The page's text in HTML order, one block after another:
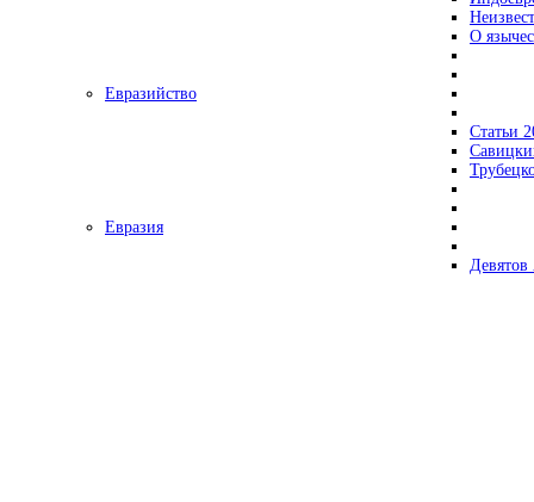
О
Евразийство
Статьи
Евразия